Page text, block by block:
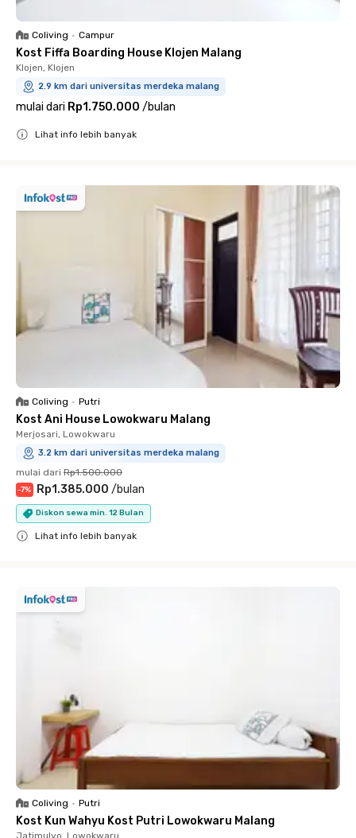
Coliving • Campur
Kost Fiffa Boarding House Klojen Malang
Klojen, Klojen
2.9 km dari universitas merdeka malang
mulai dari Rp1.750.000 /bulan
Lihat info lebih banyak
Coliving • Putri
Kost Ani House Lowokwaru Malang
Merjosari, Lowokwaru
3.2 km dari universitas merdeka malang
mulai dari Rp1.500.000
-7% Rp1.385.000 /bulan
Diskon sewa min. 12 Bulan
Lihat info lebih banyak
Coliving • Putri
Kost Kun Wahyu Kost Putri Lowokwaru Malang
Jatimulyo, Lowokwaru